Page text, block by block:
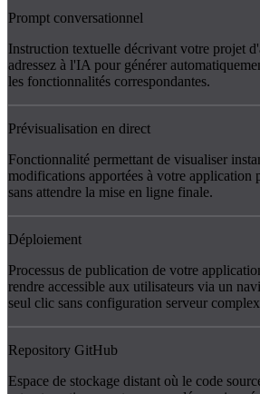
Prompt conversationnel
Instruction textuelle décrivant votre projet
adressez à l'IA pour générer
les fonctionnalités correspondantes.
Prévisualisation en direct
Fonctionnalité permettant de visualiser
modifications apportées à votre application
sans attendre la mise en ligne finale.
Déploiement
Processus de publication de votre
rendre accessible aux utilisateurs via un
seul clic sans configuration serveur
Repository GitHub
Espace de stockage distant où le code